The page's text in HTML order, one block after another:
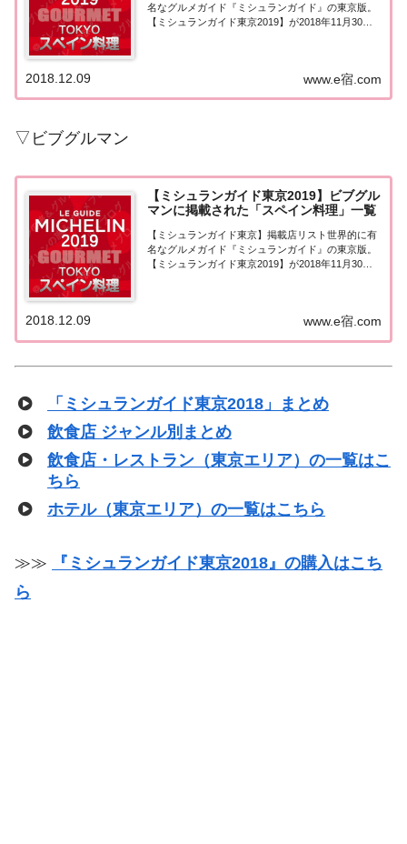
名なグルメガイド『ミシュランガイド』の東京版。
【ミシュランガイド東京2019】が2018年11月30日
www.e宿.com
2018.12.09
▽ビブグルマン
【ミシュランガイド東京2019】ビブグル
マンに掲載された「スペイン料理」一覧
【ミシュランガイド東京】掲載店リスト世界的に有
名なグルメガイド『ミシュランガイド』の東京版。
【ミシュランガイド東京2019】が2018年11月30日
www.e宿.com
2018.12.09
「ミシュランガイド東京2018」まとめ
飲食店 ジャンル別まとめ
飲食店・レストラン（東京エリア）の一覧はこ
ちら
ホテル（東京エリア）の一覧はこちら
≫≫
『ミシュランガイド東京2018』の購入はこち
ら